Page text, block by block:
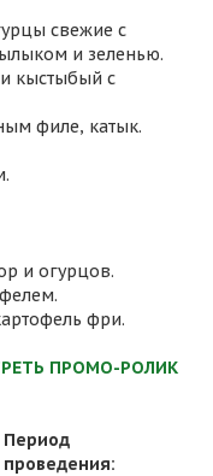
свежие с
и зеленью.
и кыстыбый с
филе, катык.
и огурцов.
фри.
ПРОМО-РОЛИК
Период
проведения: